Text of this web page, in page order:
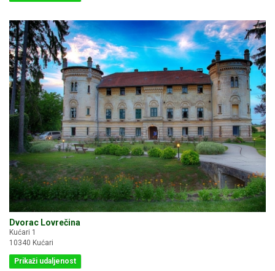
Dvorac Lovrečina
Kućari 1
10340 Kućari
Prikaži udaljenost